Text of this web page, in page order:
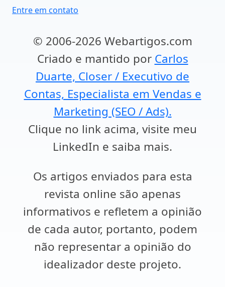
Entre em contato
© 2006-2026 Webartigos.com
Criado e mantido por Carlos
Duarte, Closer / Executivo de
Contas, Especialista em Vendas e
Marketing (SEO / Ads).
Clique no link acima, visite meu
LinkedIn e saiba mais.
Os artigos enviados para esta
revista online são apenas
informativos e refletem a opinião
de cada autor, portanto, podem
não representar a opinião do
idealizador deste projeto.